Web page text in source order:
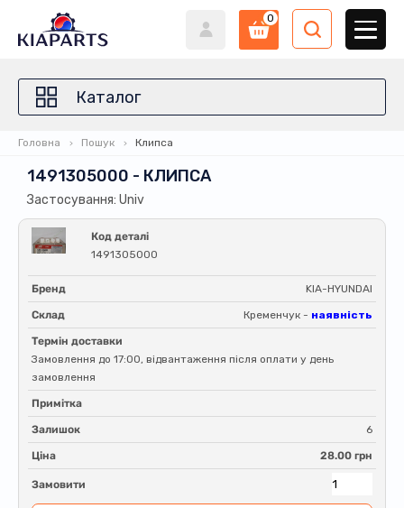
0
Каталог
Головна Пошук Клипса
1491305000 - КЛИПСА
Застосування: Univ
Код деталі
1491305000
Бренд KIA-HYUNDAI
Склад Кременчук - наявність
Термін доставки
Замовлення до 17:00, відвантаження після оплати у день
замовлення
Примітка
Залишок 6
Ціна 28.00 грн
Замовити